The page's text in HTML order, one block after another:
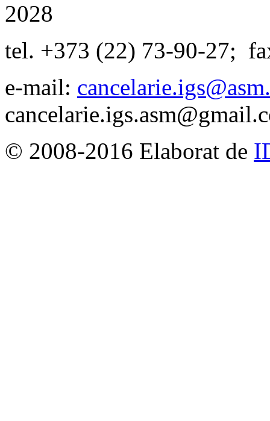
2028
tel. +373 (22) 73-90-27;
e-mail:
© 2008-2016 Elaborat de